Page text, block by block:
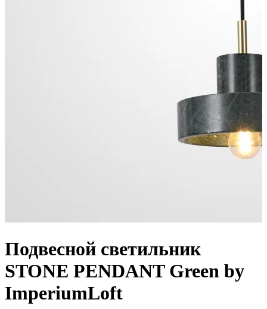
Подвесной светильник
STONE PENDANT Green by
ImperiumLoft